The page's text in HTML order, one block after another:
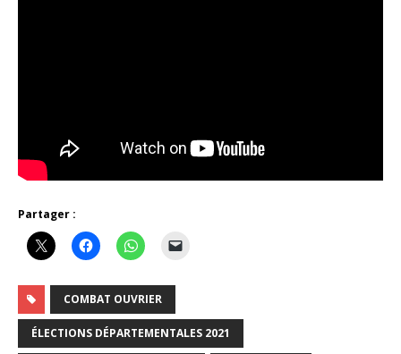
Partager :
COMBAT OUVRIER
ÉLECTIONS DÉPARTEMENTALES 2021